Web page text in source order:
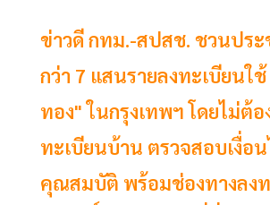
ข่าวดี กทม.-สปสช. ชวนประ
กว่า 7 แสนรายลงทะเบียนใ
ทอง" ในกรุงเทพฯ โดยไม่ต้อ
ทะเบียนบ้าน ตรวจสอบเงื่อ
คุณสมบัติ พร้อมช่องทางลง